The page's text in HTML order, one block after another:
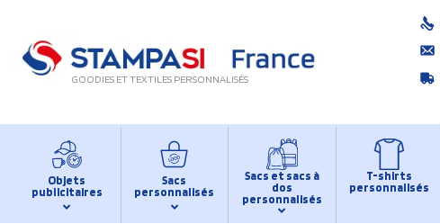
GOODIES ET TEXTILES PERSONNALISÉS
Objets
publicitaires
Sacs
personnalisés
Sacs et sacs à
dos
personnalisés
T-shirts
personnalisés